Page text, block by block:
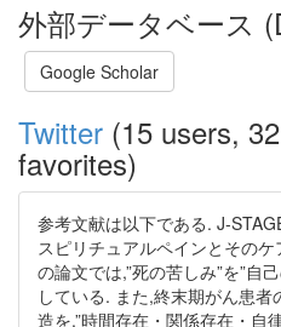
外部データベース
Google Scholar
Twitter (15 users,
favorites)
参考文献は以下である. J-
スピリチュアルペインとその
の論文では,”死の苦しみ”を”自
している. また,終末期がん患
造を,”時間存在・関係存在・自